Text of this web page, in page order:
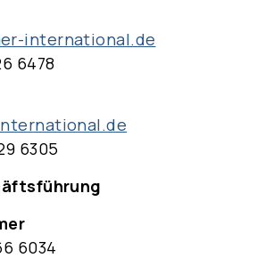
international.de
6478
6305
6034